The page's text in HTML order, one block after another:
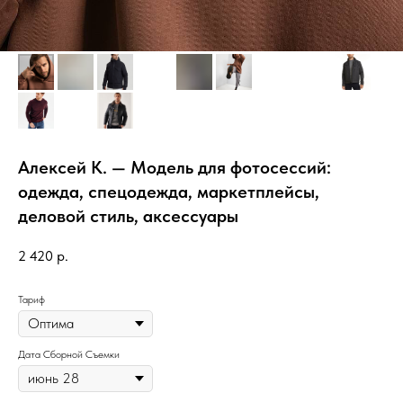
Алексей К. — Модель для фотосессий:
одежда, спецодежда, маркетплейсы,
деловой стиль, аксессуары
2 420 р.
Тариф
Дата Сборной Съемки